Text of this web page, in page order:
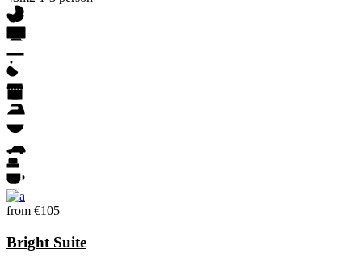
from €105
Bright Suite